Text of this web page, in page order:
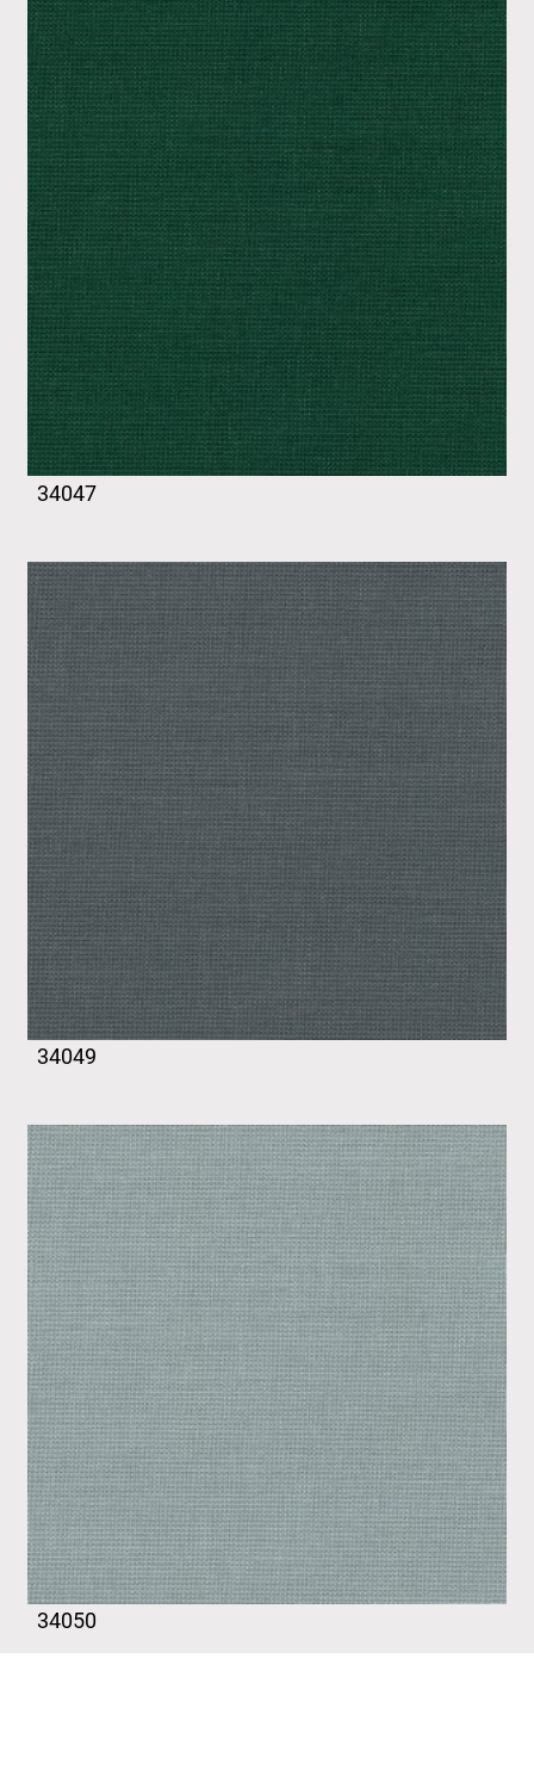
34047
34049
34050